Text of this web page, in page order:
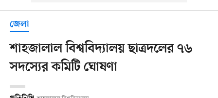
জেলা
শাহজালাল বিশ্ববিদ্যালয় ছাত্রদলের ৭৬
সদস্যের কমিটি ঘোষণা